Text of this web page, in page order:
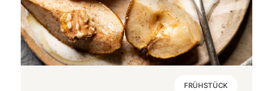
FRÜHSTÜCK